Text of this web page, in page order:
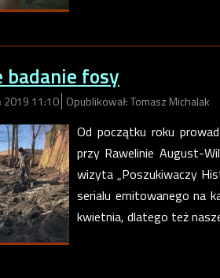
badanie fosy
2019 11:10 Opublikował: Tomasz Michalak
Od początku roku
przy Rawelinie August-
wizyta „Poszukiwaczy
serialu emitowanego na
kwietnia, dlatego też